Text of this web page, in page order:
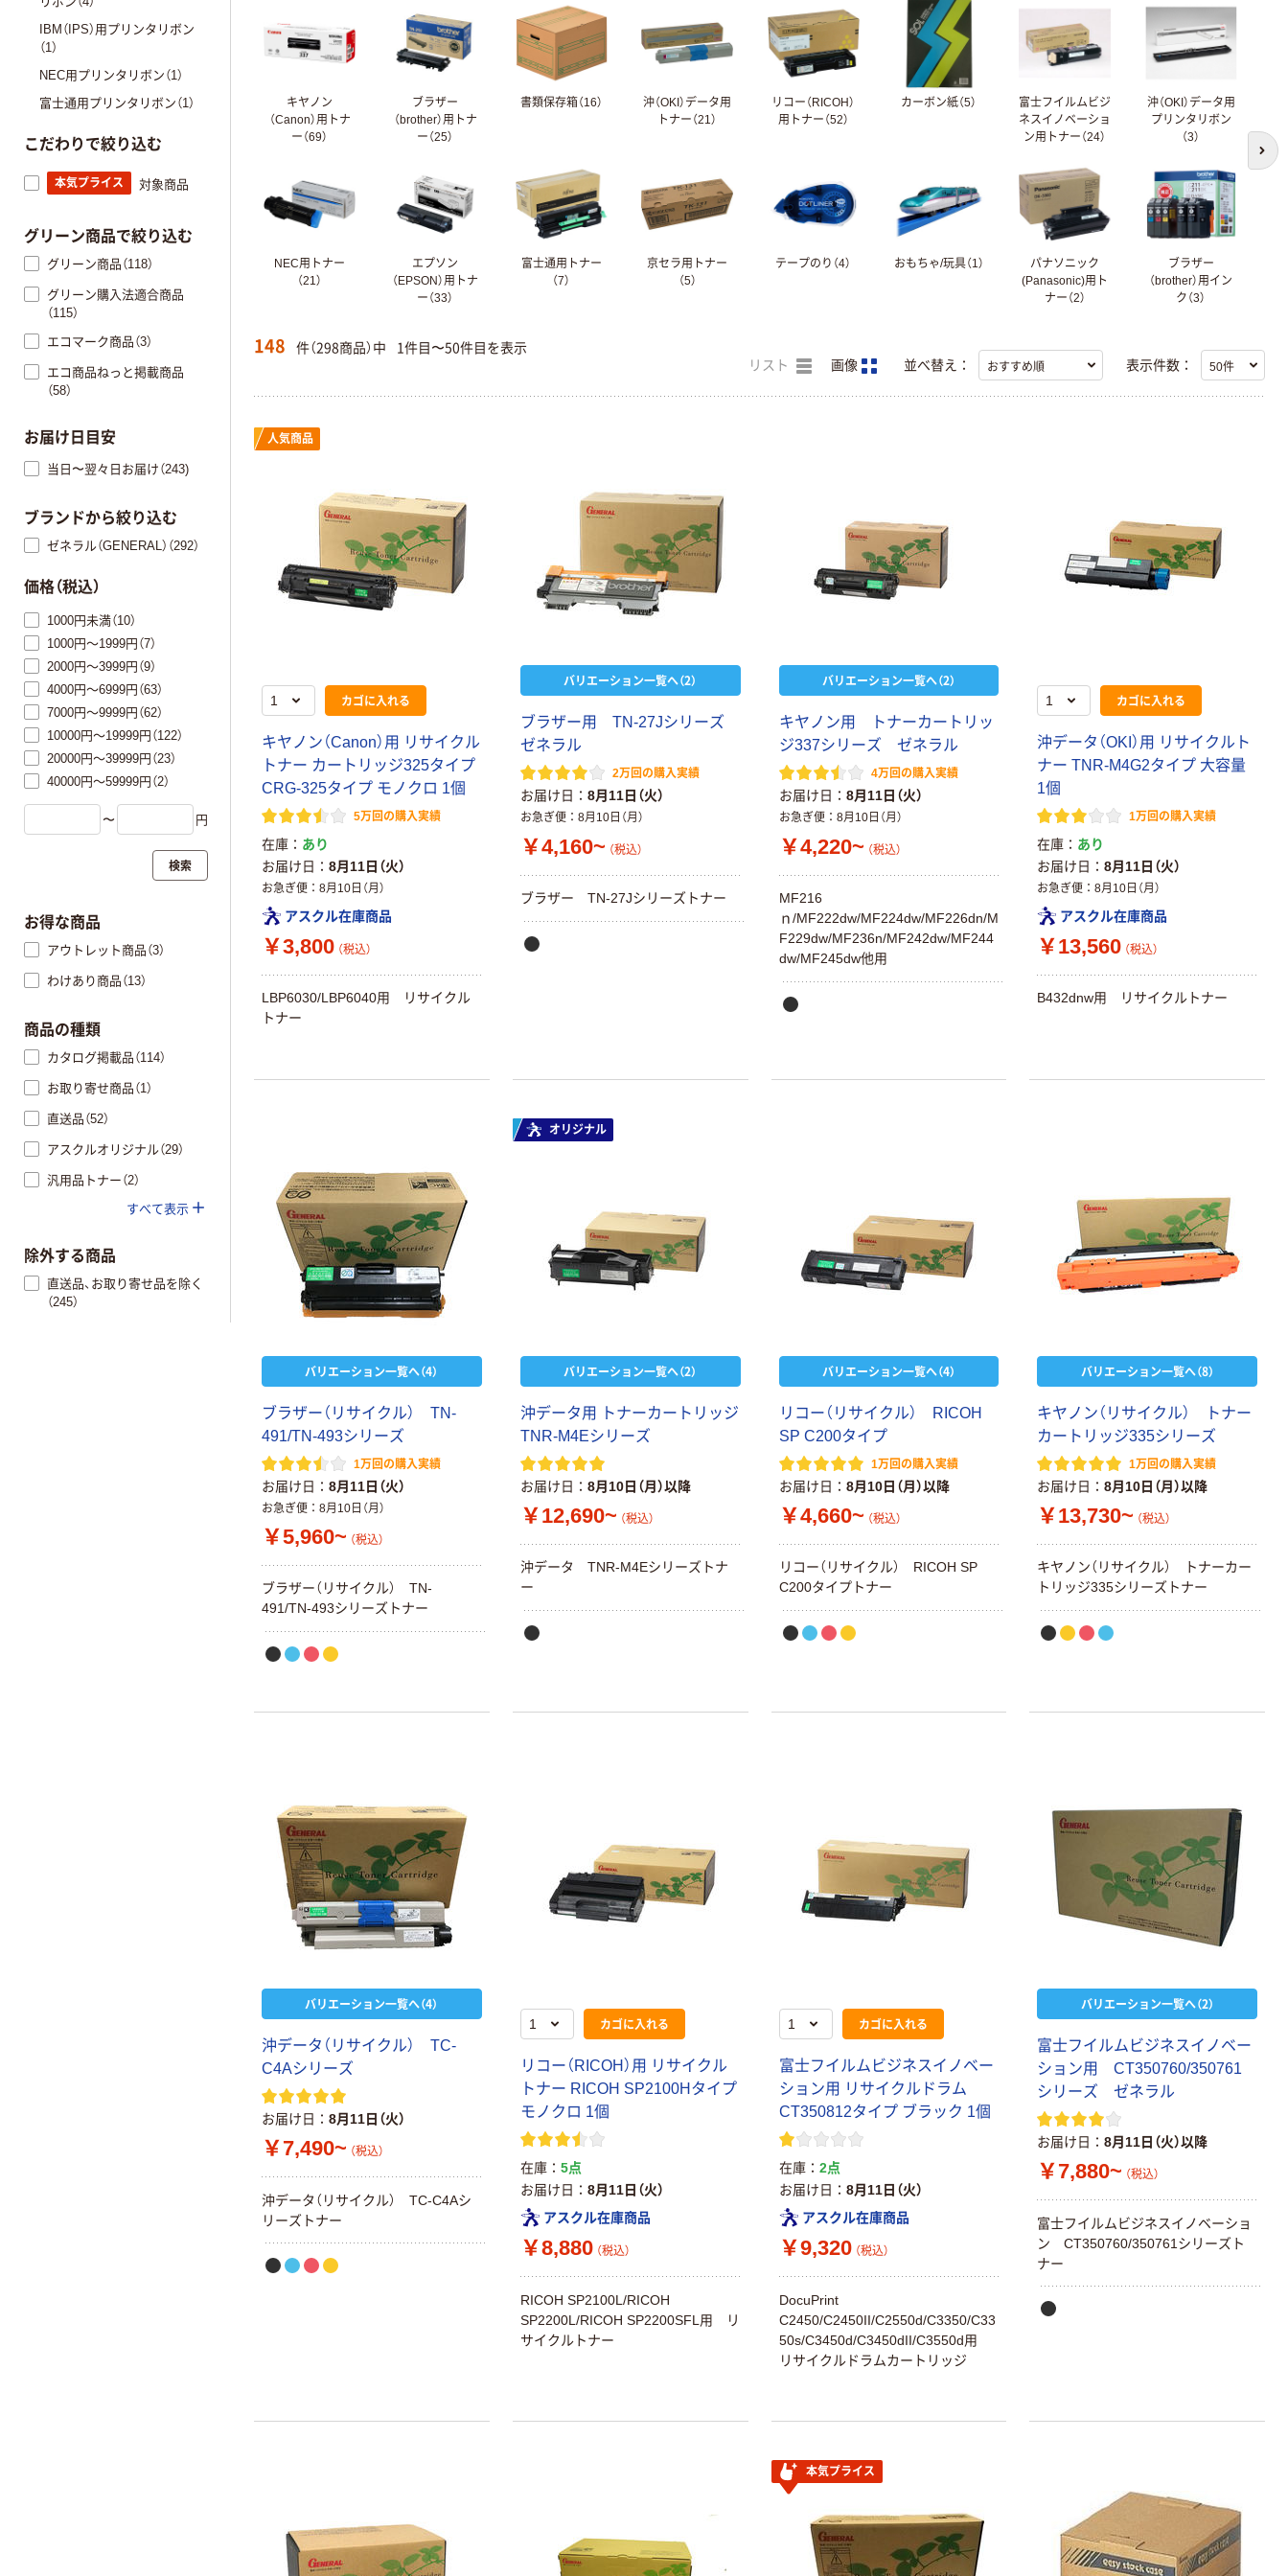
キヤノン
（Canon）用トナ
ー（69）
ブラザー
（brother）用トナ
ー（25）
書類保存箱（16）
沖（OKI）データ用
トナー（21）
リコー（RICOH）
用トナー（52）
カーボン紙（5）
富士フイルムビジ
ネスイノベーショ
ン用トナー（24）
沖（OKI）データ用
プリンタリボン
（3）
NEC用トナー
（21）
エプソン
（EPSON）用トナ
ー（33）
富士通用トナー
（7）
京セラ用トナー
（5）
テープのり（4） おもちゃ/玩具（1）
パナソニック
(Panasonic)用ト
ナー（2）
ブラザー
（brother）用イン
ク（3）
次
148 件（298商品）中 1件目〜50件目を表示
リスト 画像 並べ替え： 表示件数：
人気商品
カゴに入れる
キヤノン（Canon）用 リサイクル
トナー カートリッジ325タイプ
CRG-325タイプ モノクロ 1個
5万回の購入実績
在庫
あり
お届け日
8月11日（火）
お急ぎ便 8月10日（月）
アスクル在庫商品
￥3,800 （税込）
LBP6030/LBP6040用 リサイクル
トナー
バリエーション一覧へ（2）
ブラザー用 TN-27Jシリーズ
ゼネラル
2万回の購入実績
お届け日 8月11日（火）
お急ぎ便 8月10日（月）
￥4,160~ （税込）
ブラザー TN-27Jシリーズトナー
バリエーション一覧へ（2）
キヤノン用 トナーカートリッ
ジ337シリーズ ゼネラル
4万回の購入実績
お届け日 8月11日（火）
お急ぎ便 8月10日（月）
￥4,220~ （税込）
MF216
ｎ/MF222dw/MF224dw/MF226dn/M
F229dw/MF236n/MF242dw/MF244
dw/MF245dw他用
カゴに入れる
沖データ（OKI）用 リサイクルト
ナー TNR-M4G2タイプ 大容量
1個
1万回の購入実績
在庫
あり
お届け日
8月11日（火）
お急ぎ便 8月10日（月）
アスクル在庫商品
￥13,560 （税込）
B432dnw用 リサイクルトナー
バリエーション一覧へ（4）
ブラザー（リサイクル） TN-
491/TN-493シリーズ
1万回の購入実績
お届け日 8月11日（火）
お急ぎ便 8月10日（月）
￥5,960~ （税込）
ブラザー（リサイクル） TN-
491/TN-493シリーズトナー
オリジナル
バリエーション一覧へ（2）
沖データ用 トナーカートリッジ
TNR-M4Eシリーズ
お届け日 8月10日（月）以降
￥12,690~ （税込）
沖データ TNR-M4Eシリーズトナ
ー
バリエーション一覧へ（4）
リコー（リサイクル） RICOH
SP C200タイプ
1万回の購入実績
お届け日 8月10日（月）以降
￥4,660~ （税込）
リコー（リサイクル） RICOH SP
C200タイプトナー
バリエーション一覧へ（8）
キヤノン（リサイクル） トナー
カートリッジ335シリーズ
1万回の購入実績
お届け日 8月10日（月）以降
￥13,730~ （税込）
キヤノン（リサイクル） トナーカー
トリッジ335シリーズトナー
バリエーション一覧へ（4）
沖データ（リサイクル） TC-
C4Aシリーズ
お届け日 8月11日（火）
￥7,490~ （税込）
沖データ（リサイクル） TC-C4Aシ
リーズトナー
カゴに入れる
リコー（RICOH）用 リサイクル
トナー RICOH SP2100Hタイプ
モノクロ 1個
在庫
5点
お届け日
8月11日（火）
アスクル在庫商品
￥8,880 （税込）
RICOH SP2100L/RICOH
SP2200L/RICOH SP2200SFL用 リ
サイクルトナー
カゴに入れる
富士フイルムビジネスイノベー
ション用 リサイクルドラム
CT350812タイプ ブラック 1個
在庫
2点
お届け日
8月11日（火）
アスクル在庫商品
￥9,320 （税込）
DocuPrint
C2450/C2450II/C2550d/C3350/C33
50s/C3450d/C3450dII/C3550d用
リサイクルドラムカートリッジ
バリエーション一覧へ（2）
富士フイルムビジネスイノベー
ション用 CT350760/350761
シリーズ ゼネラル
お届け日 8月11日（火）以降
￥7,880~ （税込）
富士フイルムビジネスイノベーショ
ン CT350760/350761シリーズト
ナー
本気プライス
IBM（IPS）用プリンタリボン
（1）
NEC用プリンタリボン（1）
富士通用プリンタリボン（1）
こだわりで絞り込む
本気プライス 対象商品
グリーン商品で絞り込む
グリーン商品（118）
グリーン購入法適合商品
（115）
エコマーク商品（3）
エコ商品ねっと掲載商品
（58）
お届け日目安
当日〜翌々日お届け（243)
ブランドから絞り込む
ゼネラル（GENERAL）（292）
価格（税込）
1000円未満（10）
1000円～1999円（7）
2000円～3999円（9）
4000円～6999円（63）
7000円～9999円（62）
10000円～19999円（122）
20000円～39999円（23）
40000円～59999円（2）
〜 円
検索
お得な商品
アウトレット商品（3）
わけあり商品（13）
商品の種類
カタログ掲載品（114）
お取り寄せ商品（1）
直送品（52）
アスクルオリジナル（29）
汎用品トナー（2）
すべて表示
除外する商品
直送品、お取り寄せ品を除く
（245）